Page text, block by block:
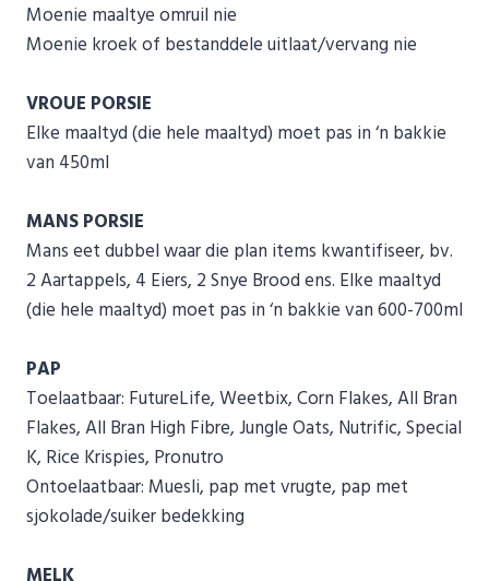
Moenie maaltye omruil nie
Moenie kroek of bestanddele uitlaat/vervang nie
VROUE PORSIE
Elke maaltyd (die hele maaltyd) moet pas in ‘n bakkie
van 450ml
MANS PORSIE
Mans eet dubbel waar die plan items kwantifiseer, bv.
2 Aartappels, 4 Eiers, 2 Snye Brood ens. Elke maaltyd
(die hele maaltyd) moet pas in ‘n bakkie van 600-700ml
PAP
Toelaatbaar: FutureLife, Weetbix, Corn Flakes, All Bran
Flakes, All Bran High Fibre, Jungle Oats, Nutrific, Special
K, Rice Krispies, Pronutro
Ontoelaatbaar: Muesli, pap met vrugte, pap met
sjokolade/suiker bedekking
MELK